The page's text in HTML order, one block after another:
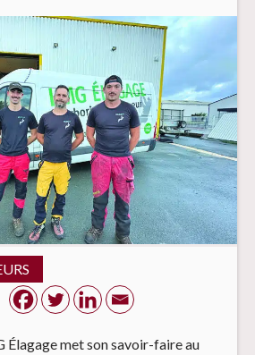
Élagage met son savoir-faire au